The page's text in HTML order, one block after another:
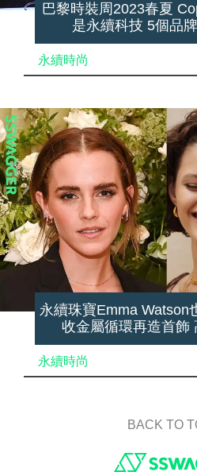
巴黎時裝周2023春夏
是永續科技 5個品
永續時尚
永續珠寶Emma Watson
收金屬循環再造首飾
永續時尚
BACK TO